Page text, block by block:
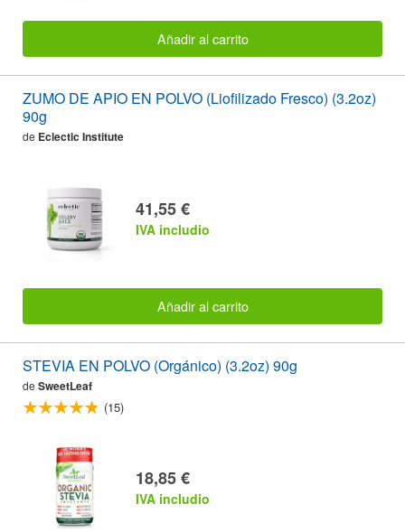
Añadir al carrito
ZUMO DE APIO EN POLVO (Liofilizado Fresco) (3.2oz)
90g
de Eclectic Institute
41,55 €
IVA includio
Añadir al carrito
STEVIA EN POLVO (Orgánico) (3.2oz) 90g
de SweetLeaf
(15)
18,85 €
IVA includio